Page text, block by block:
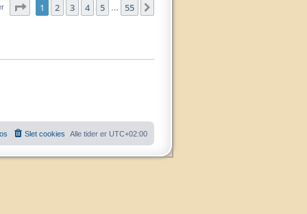
Side af 55
1 2 3 4 5 55
Alle tider er UTC+02:00
Slet cookies